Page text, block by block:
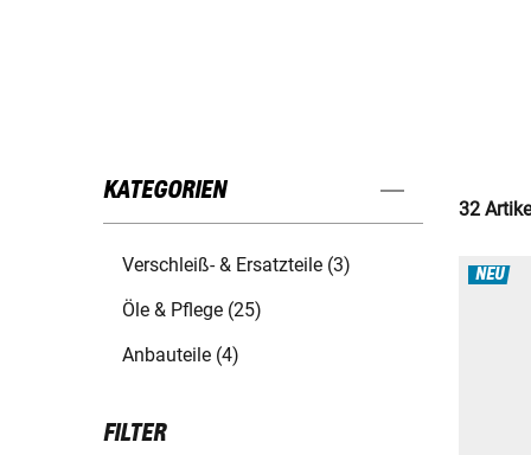
KATEGORIEN
Verschleiß- & Ersatzteile (3)
Öle & Pflege (25)
Anbauteile (4)
FILTER
32
NEU